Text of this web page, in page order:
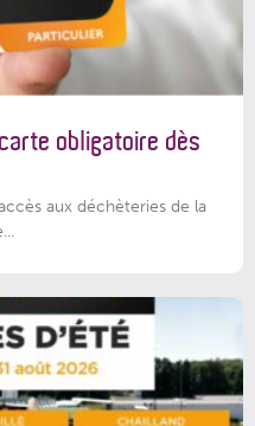
obligatoire dès
aux déchèteries de la